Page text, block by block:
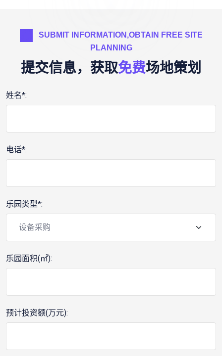
SUBMIT INFORMATION,OBTAIN FREE SITE
PLANNING
提交信息，获取免费场地策划
姓名*:
电话*:
乐园类型*:
乐园面积(㎡):
预计投资额(万元):